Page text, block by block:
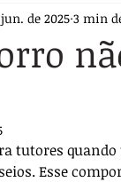
Sutura
de 2025 3 min
tutores
Esse